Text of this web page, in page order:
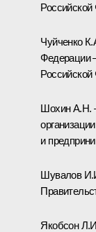
Чуйченко
Федерации
Шохин А.Н.
и
Шувалов
Якобсон